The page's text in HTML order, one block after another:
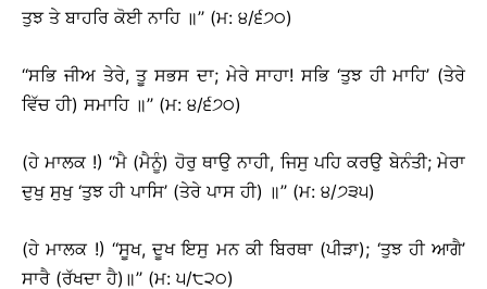
ਤੁਝ ਤੇ ਬਾਹਰਿ ਕੋਈ ਨਾਹਿ ॥’’ (ਮ: ੪/੬੭੦)
‘‘ਸਭਿ ਜੀਅ ਤੇਰੇ, ਤੂ ਸਭਸ ਦਾ; ਮੇਰੇ ਸਾਹਾ! ਸਭਿ ‘ਤੁਝ ਹੀ ਮਾਹਿ’ (ਤੇਰੇ
ਵਿੱਚ ਹੀ) ਸਮਾਹਿ ॥’’ (ਮ: ੪/੬੭੦)
(ਹੇ ਮਾਲਕ !) ‘‘ਮੈ (ਮੈਨੂੰ) ਹੋਰੁ ਥਾਉ ਨਾਹੀ, ਜਿਸੁ ਪਹਿ ਕਰਉ ਬੇਨੰਤੀ; ਮੇਰਾ
ਦੁਖੁ ਸੁਖੁ ‘ਤੁਝ ਹੀ ਪਾਸਿ’ (ਤੇਰੇ ਪਾਸ ਹੀ) ॥’’ (ਮ: ੪/੭੩੫)
(ਹੇ ਮਾਲਕ !) ‘‘ਸੂਖ, ਦੂਖ ਇਸੁ ਮਨ ਕੀ ਬਿਰਥਾ (ਪੀੜਾ); ‘ਤੁਝ ਹੀ ਆਗੈ’
ਸਾਰੈ (ਰੱਖਦਾ ਹੈ)॥’’ (ਮ: ੫/੮੨੦)